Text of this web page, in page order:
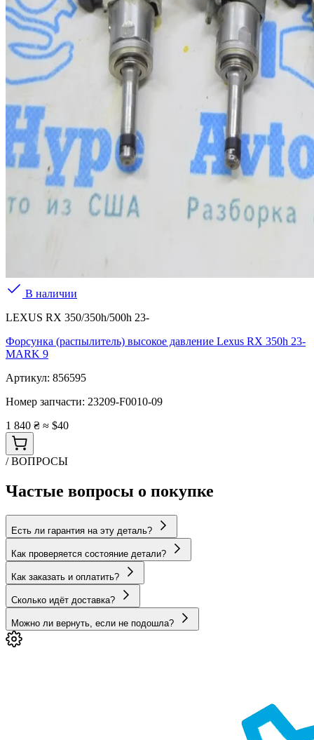
В наличии
LEXUS RX 350/350h/500h 23-
Форсунка (распылитель) высокое давление Lexus RX 350h 23-
MARK 9
Артикул: 856595
Номер запчасти: 23209-F0010-09
1 840 ₴ ≈ $40
/ ВОПРОСЫ
Частые вопросы о покупке
Есть ли гарантия на эту деталь?
Как проверяется состояние детали?
Как заказать и оплатить?
Сколько идёт доставка?
Можно ли вернуть, если не подошла?